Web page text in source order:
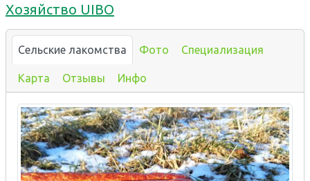
Хозяйство UIBO
Сельские лакомства Фото Специализация
Карта Отзывы Инфо